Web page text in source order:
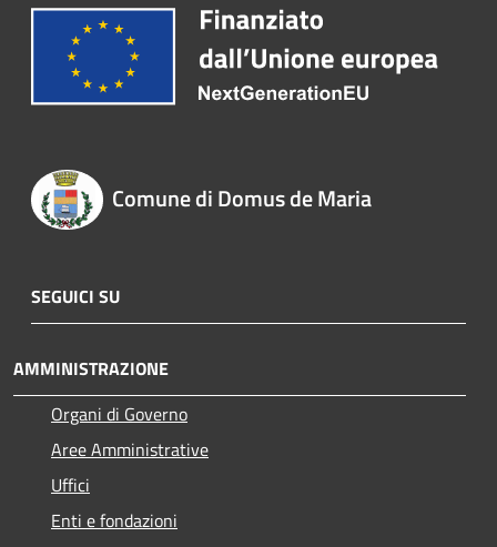
Comune di Domus de Maria
SEGUICI SU
AMMINISTRAZIONE
Organi di Governo
Aree Amministrative
Uffici
Enti e fondazioni